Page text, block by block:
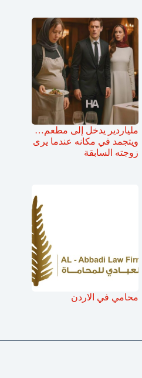
ملياردير يدخل إلى مطعم…
ويتجمد في مكانه عندما يرى
زوجته السابقة
محامي في الاردن